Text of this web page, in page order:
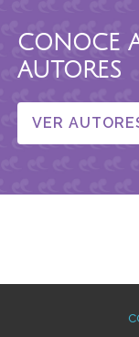
CONOCE
AUTORES
VER